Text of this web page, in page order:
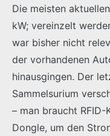
Die meisten
kW; vereinzelt
war bisher nicht
der vorhandenen
hinausgingen. Der
Sammelsurium
– man braucht
Dongle, um den